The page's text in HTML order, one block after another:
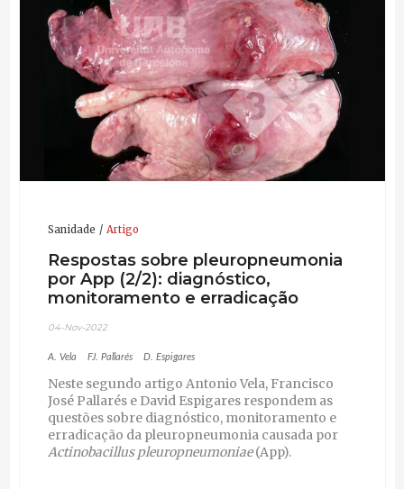
Sanidade Artigo
Respostas sobre pleuropneumonia
por App (2/2): diagnóstico,
monitoramento e erradicação
04-Nov-2022
A. Vela FJ. Pallarés D. Espigares
Neste segundo artigo Antonio Vela, Francisco
José Pallarés e David Espigares respondem as
questões sobre diagnóstico, monitoramento e
erradicação da pleuropneumonia causada por
Actinobacillus pleuropneumoniae(App).